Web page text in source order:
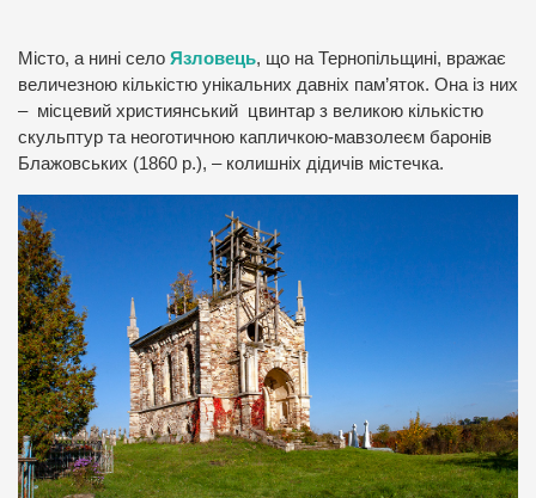
Місто, а нині село Язловець, що на Тернопільщині, вражає
величезною кількістю унікальних давніх пам’яток. Она із них
– місцевий християнський цвинтар з великою кількістю
скульптур та неоготичною капличкою-мавзолеєм баронів
Блажовських (1860 р.), – колишніх дідичів містечка.